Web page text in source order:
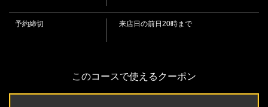
・焼酎（ロック・水割り・お湯割り）
・マッコリ
予約締切 来店日の前日20時まで
このコースで使えるクーポン
閉じる